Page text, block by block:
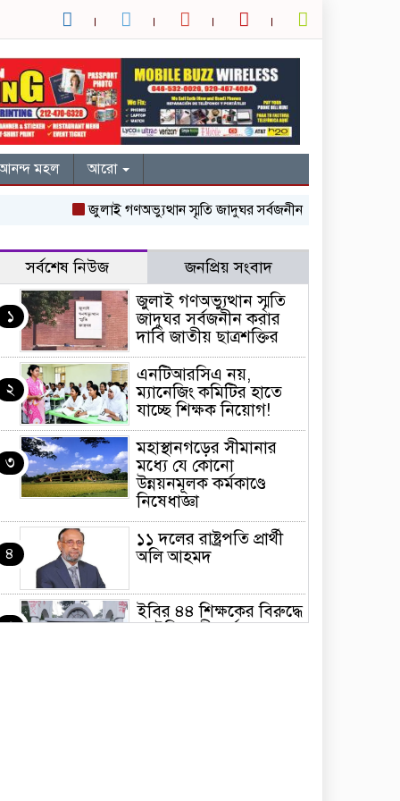
মহল আরো
জুলাই গণঅভ্যুত্থান স্মৃতি জাদুঘর সর্বজনীন করার দাবি জাতীয়
সর্বশেষ নিউজ জনপ্রিয় সংবাদ
১
জুলাই গণঅভ্যুত্থান স্মৃতি
জাদুঘর সর্বজনীন করার
দাবি জাতীয় ছাত্রশক্তির
২
এনটিআরসিএ নয়,
ম্যানেজিং কমিটির হাতে
যাচ্ছে শিক্ষক নিয়োগ!
৩
মহাস্থানগড়ের সীমানার
মধ্যে যে কোনো
উন্নয়নমূলক কর্মকাণ্ডে
নিষেধাজ্ঞা
৪
১১ দলের রাষ্ট্রপতি প্রার্থী
অলি আহমদ
৫
ইবির ৪৪ শিক্ষকের বিরুদ্ধে
‘রাষ্ট্রবিরোধী কর্মকাণ্ডের’